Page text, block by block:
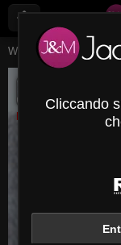
Webcam Live
Disconnesso
Cliccando